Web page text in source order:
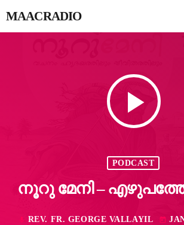
MAACRADIO
play_arrow
PODCAST
നൂറു മേനി –
mic REV. FR. GEORGE VALLAYIL today